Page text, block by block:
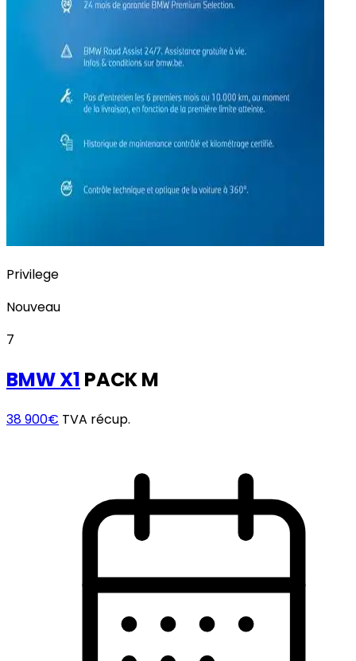
Privilege
Nouveau
7
BMWX1 PACK M
38 900€ TVA récup.